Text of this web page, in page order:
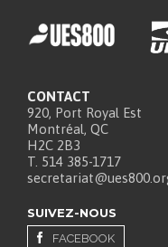
CONTACT
920, Port Royal Est
Montréal, QC
H2C 2B3
T. 514 385-1717
SUIVEZ-NOUS
FACEBOOK